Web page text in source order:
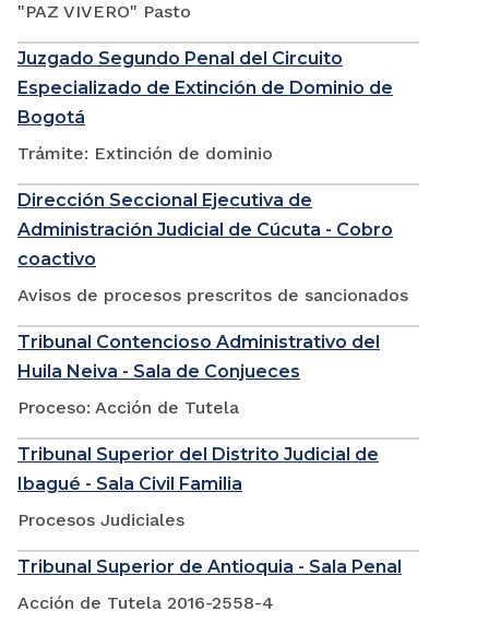
"PAZ VIVERO" Pasto
Juzgado Segundo Penal del Circuito
Especializado de Extinción de Dominio de
Bogotá
Trámite: Extinción de dominio
Dirección Seccional Ejecutiva de
Administración Judicial de Cúcuta - Cobro
coactivo
Avisos de procesos prescritos de sancionados
Tribunal Contencioso Administrativo del
Huila Neiva - Sala de Conjueces
Proceso: Acción de Tutela
Tribunal Superior del Distrito Judicial de
Ibagué - Sala Civil Familia
Procesos Judiciales
Tribunal Superior de Antioquia - Sala Penal
Acción de Tutela 2016-2558-4